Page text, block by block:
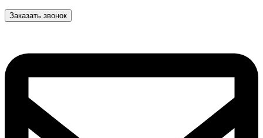
Заказать звонок